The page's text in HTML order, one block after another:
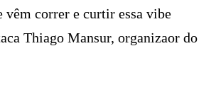
vêm correr e curtir essa vibe
Thiago Mansur, organizaor do